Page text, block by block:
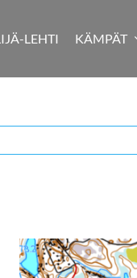
LEHTI KÄMPÄT